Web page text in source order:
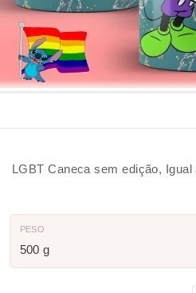
LGBT Caneca sem edição, Igual
PESO
500 g